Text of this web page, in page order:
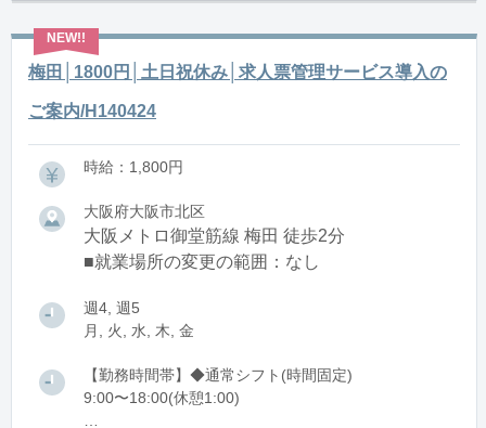
梅田│1800円│土日祝休み│求人票管理サービス導入の
ご案内/H140424
時給：1,800円
大阪府大阪市北区
大阪メトロ御堂筋線 梅田 徒歩2分
■就業場所の変更の範囲：なし
週4, 週5
月, 火, 水, 木, 金
【勤務時間帯】◆通常シフト(時間固定)
9:00〜18:00(休憩1:00)